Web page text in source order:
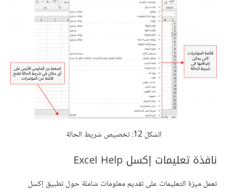
الشكل 12: تخصيص شريط الحالة
نافذة تعليمات إكسل Excel Help
تعمل ميزة التعليمات على تقديم معلومات شاملة حول تطبيق إكسل